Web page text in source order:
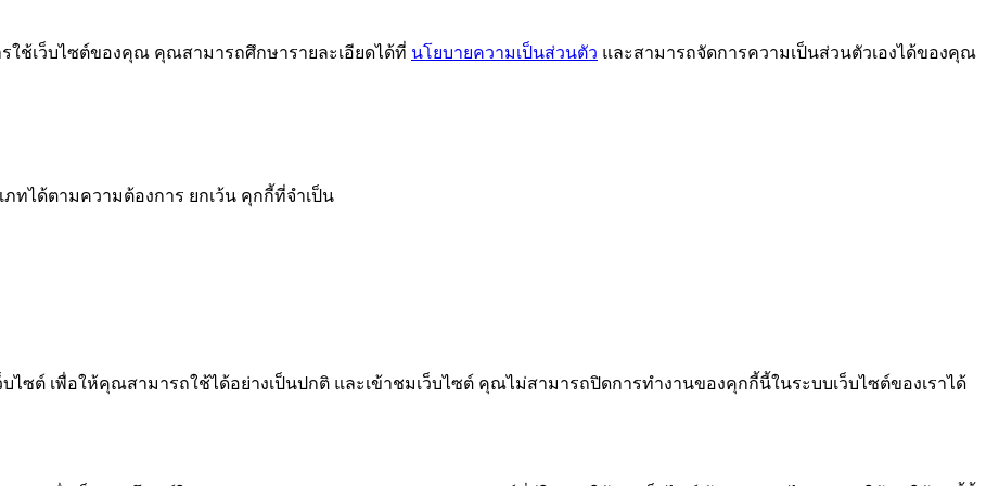
ช้เว็บไซต์ของคุณ คุณสามารถศึกษารายละเอียดได้ที่ นโยบายความเป็นส่วนตัว และสามารถจัดการความเป็นส่วนตัวเองได้ของคุณ
ทได้ตามความต้องการ ยกเว้น คุกกี้ที่จำเป็น
ไซต์ เพื่อให้คุณสามารถใช้ได้อย่างเป็นปกติ และเข้าชมเว็บไซต์ คุณไม่สามารถปิดการทำงานของคุกกี้นี้ในระบบเว็บไซต์ของเราได้